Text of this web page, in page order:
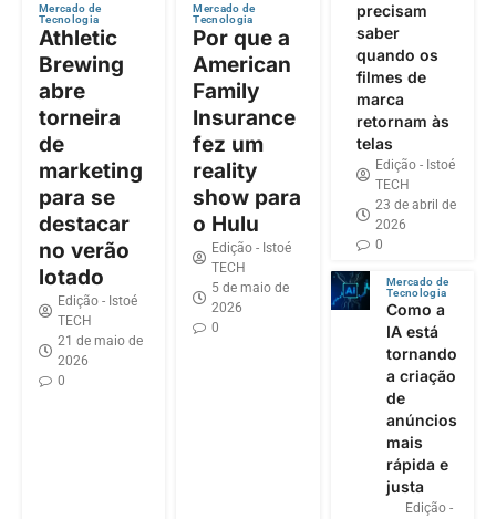
Mercado de
Tecnologia
Athletic
Brewing
abre
torneira
de
marketing
para se
destacar
no verão
lotado
Edição - Istoé
TECH
21 de maio de
2026
0
Mercado de
Tecnologia
Por que a
American
Family
Insurance
fez um
reality
show para
o Hulu
Edição - Istoé
TECH
5 de maio de
2026
0
precisam
saber
quando os
filmes de
marca
retornam às
telas
Edição - Istoé
TECH
23 de abril de
2026
0
Mercado de
Tecnologia
Como a
IA está
tornando
a criação
de
anúncios
mais
rápida e
justa
Edição -